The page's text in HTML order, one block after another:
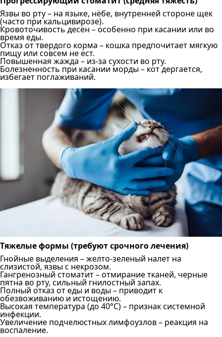
Язвы во рту – на языке, нёбе, внутренней стороне щек
(часто при кальцивирозе).
Кровоточивость десен – особенно при касании или во
время еды.
Отказ от твердого корма – кошка предпочитает мягкую
пищу или совсем не ест.
Повышенная жажда – из-за сухости во рту.
Болезненность при касании морды – кот дергается,
избегает поглаживаний.
Тяжелые формы (требуют срочного лечения)
Гнойные выделения – желто-зеленый налет на
слизистой, язвы с некрозом.
Гангренозный стоматит – отмирание тканей, черные
пятна во рту, сильный гнилостный запах.
Полный отказ от еды и воды – приводит к
обезвоживанию и истощению.
Высокая температура (до 40°C) – признак системной
инфекции.
Увеличение подчелюстных лимфоузлов – реакция на
воспаление.